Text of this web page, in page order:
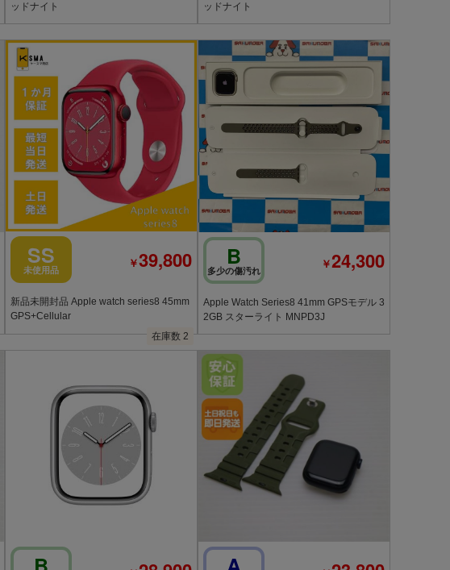
ッドナイト
ッドナイト
在庫数 2
SS
未使用品 ￥39,800
新品未開封品 Apple watch series8 45mm
GPS+Cellular
B
多少の傷汚れ ￥24,300
Apple Watch Series8 41mm GPSモデル 3
2GB スターライト MNPD3J